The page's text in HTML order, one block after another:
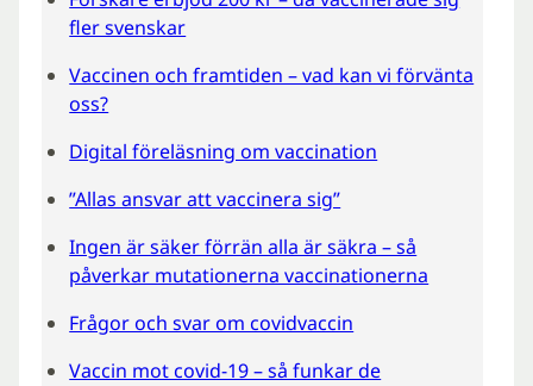
fler svenskar
Vaccinen och framtiden – vad kan vi förvänta
oss?
Digital föreläsning om vaccination
”Allas ansvar att vaccinera sig”
Ingen är säker förrän alla är säkra – så
påverkar mutationerna vaccinationerna
Frågor och svar om covidvaccin
Vaccin mot covid-19 – så funkar de